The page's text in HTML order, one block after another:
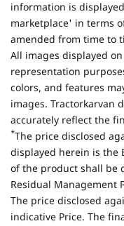
information is
marketplace' in terms
amended from time to
All images displayed
representation
colors, and features
images. Tractorkarvan
accurately reflect the
*The price disclosed
displayed herein is the
of the product shall be
Residual Management
The price disclosed
indicative Price. The